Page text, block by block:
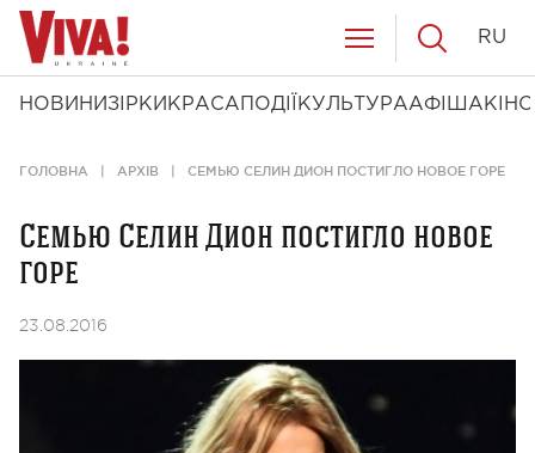
НОВИНИ ЗІРКИ КРАСА ПОДІЇ КУЛЬТУРААФІША КІНО
RU
ГОЛОВНА АРХІВ CЕМЬЮ СЕЛИН ДИОН ПОСТИГЛО НОВОЕ ГОРЕ
Cемью Селин Дион постигло новое
горе
23.08.2016